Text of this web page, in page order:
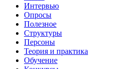
Интервью
Опросы
Полезное
Структуры
Персоны
Теория и практика
Обучение